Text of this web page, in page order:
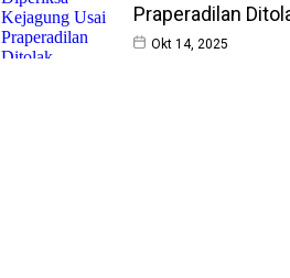
Praperadilan
Okt 14, 2025